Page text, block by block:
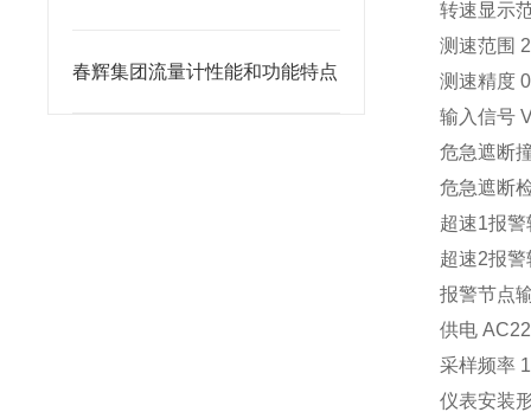
春辉集团流量计性能和功能特点
转速显示
测速范围
测速精度
输入信号
危急遮断
危急遮断
超速1报
超速2报
报警节点
供电
采样频率
仪表安装